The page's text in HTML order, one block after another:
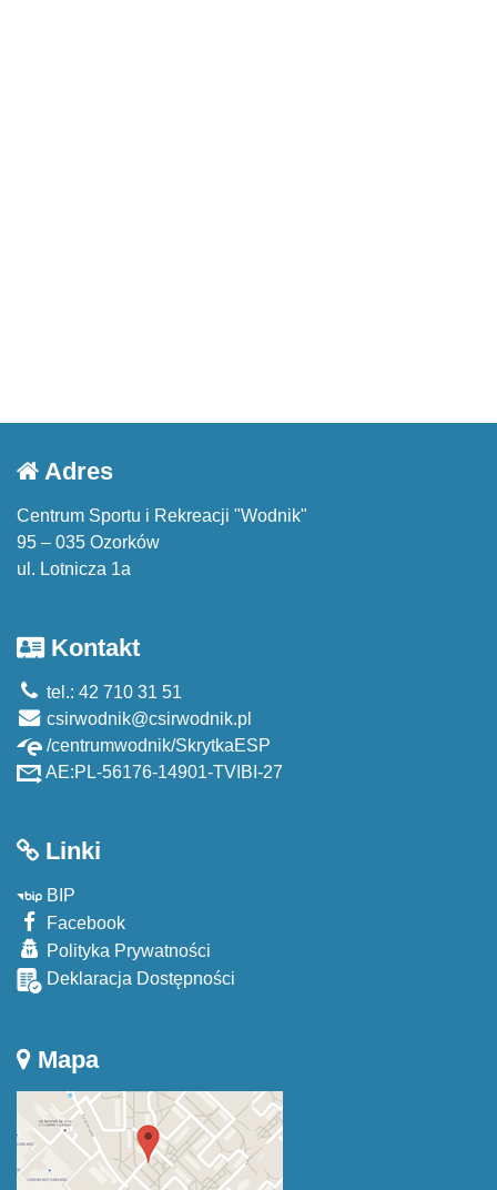
Adres
Centrum Sportu i Rekreacji "Wodnik"
95 – 035 Ozorków
ul. Lotnicza 1a
Kontakt
tel.: 42 710 31 51
csirwodnik@csirwodnik.pl
/centrumwodnik/SkrytkaESP
AE:PL-56176-14901-TVIBI-27
Linki
BIP
Facebook
Polityka Prywatności
Deklaracja Dostępności
Mapa